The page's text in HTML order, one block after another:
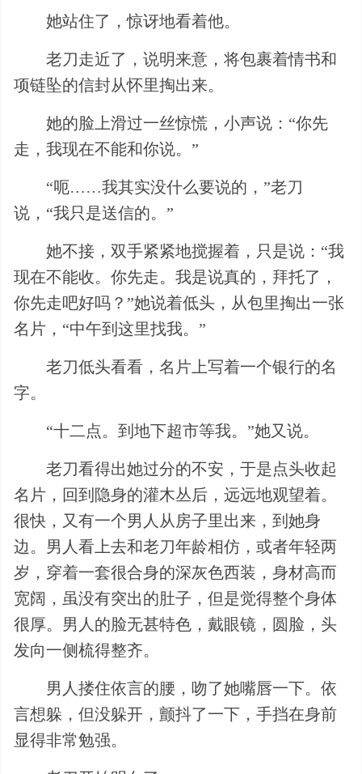
她站住了，惊讶地看着他。
老刀走近了，说明来意，将包裹着情书和
项链坠的信封从怀里掏出来。
她的脸上滑过一丝惊慌，小声说：“你先
走，我现在不能和你说。”
“呃……我其实没什么要说的，”老刀
说，“我只是送信的。”
她不接，双手紧紧地搅握着，只是说：“我
现在不能收。你先走。我是说真的，拜托了，
你先走吧好吗？”她说着低头，从包里掏出一张
名片，“中午到这里找我。”
老刀低头看看，名片上写着一个银行的名
字。
“十二点。到地下超市等我。”她又说。
老刀看得出她过分的不安，于是点头收起
名片，回到隐身的灌木丛后，远远地观望着。
很快，又有一个男人从房子里出来，到她身
边。男人看上去和老刀年龄相仿，或者年轻两
岁，穿着一套很合身的深灰色西装，身材高而
宽阔，虽没有突出的肚子，但是觉得整个身体
很厚。男人的脸无甚特色，戴眼镜，圆脸，头
发向一侧梳得整齐。
男人搂住依言的腰，吻了她嘴唇一下。依
言想躲，但没躲开，颤抖了一下，手挡在身前
显得非常勉强。